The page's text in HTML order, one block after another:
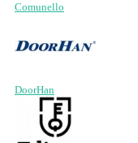
Comunello
DoorHan